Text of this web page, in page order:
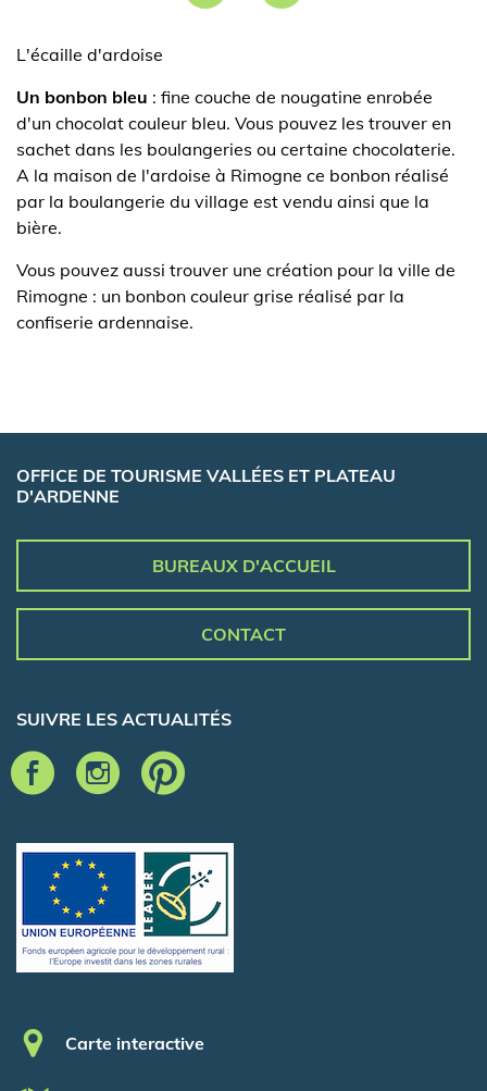
L'écaille d'ardoise
Un bonbon bleu : fine couche de nougatine enrobée
d'un chocolat couleur bleu. Vous pouvez les trouver en
sachet dans les boulangeries ou certaine chocolaterie.
A la maison de l'ardoise à Rimogne ce bonbon réalisé
par la boulangerie du village est vendu ainsi que la
bière.
Vous pouvez aussi trouver une création pour la ville de
Rimogne : un bonbon couleur grise réalisé par la
confiserie ardennaise.
OFFICE DE TOURISME VALLÉES ET PLATEAU
D'ARDENNE
BUREAUX D'ACCUEIL
CONTACT
SUIVRE LES ACTUALITÉS
Pied de page
Carte interactive